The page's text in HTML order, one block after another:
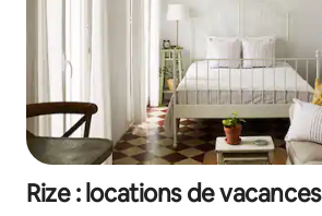
Rize : locations de vacances